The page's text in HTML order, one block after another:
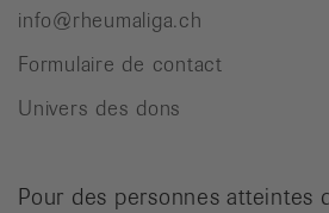
info@rheumaliga.ch
Formulaire de contact
Univers des dons
Pour des personnes atteintes